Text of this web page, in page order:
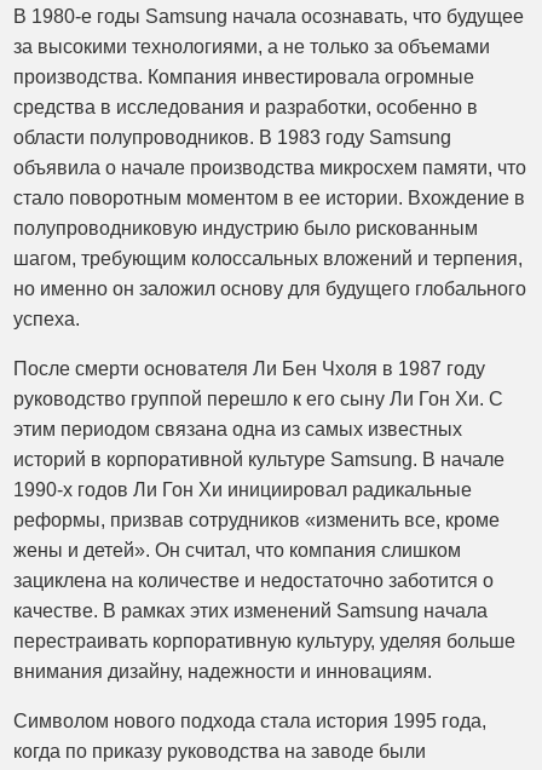
В 1980-е годы Samsung начала осознавать, что будущее
за высокими технологиями, а не только за объемами
производства. Компания инвестировала огромные
средства в исследования и разработки, особенно в
области полупроводников. В 1983 году Samsung
объявила о начале производства микросхем памяти, что
стало поворотным моментом в ее истории. Вхождение в
полупроводниковую индустрию было рискованным
шагом, требующим колоссальных вложений и терпения,
но именно он заложил основу для будущего глобального
успеха.
После смерти основателя Ли Бен Чхоля в 1987 году
руководство группой перешло к его сыну Ли Гон Хи. С
этим периодом связана одна из самых известных
историй в корпоративной культуре Samsung. В начале
1990-х годов Ли Гон Хи инициировал радикальные
реформы, призвав сотрудников «изменить все, кроме
жены и детей». Он считал, что компания слишком
зациклена на количестве и недостаточно заботится о
качестве. В рамках этих изменений Samsung начала
перестраивать корпоративную культуру, уделяя больше
внимания дизайну, надежности и инновациям.
Символом нового подхода стала история 1995 года,
когда по приказу руководства на заводе были